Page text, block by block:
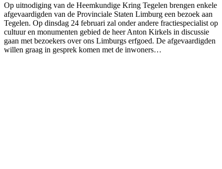
Op uitnodiging van de Heemkundige Kring Tegelen brengen enkele
afgevaardigden van de Provinciale Staten Limburg een bezoek aan
Tegelen. Op dinsdag 24 februari zal onder andere fractiespecialist op
cultuur en monumenten gebied de heer Anton Kirkels in discussie
gaan met bezoekers over ons Limburgs erfgoed. De afgevaardigden
willen graag in gesprek komen met de inwoners…